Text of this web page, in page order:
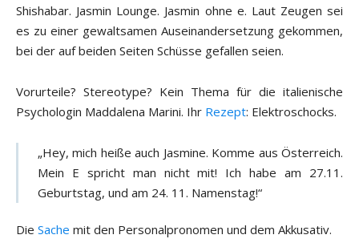
Shishabar. Jasmin Lounge. Jasmin ohne e. Laut Zeugen sei
es zu einer gewaltsamen Auseinandersetzung gekommen,
bei der auf beiden Seiten Schüsse gefallen seien.
Vorurteile? Stereotype? Kein Thema für die italienische
Psychologin Maddalena Marini. Ihr Rezept: Elektroschocks.
„Hey, mich heiße auch Jasmine. Komme aus Österreich.
Mein E spricht man nicht mit! Ich habe am 27.11.
Geburtstag, und am 24. 11. Namenstag!“
Die Sache mit den Personalpronomen und dem Akkusativ.